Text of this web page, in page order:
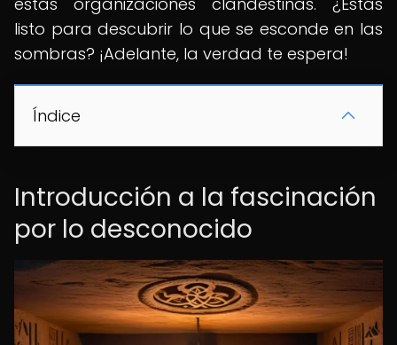
listo para descubrir lo que se esconde en las
sombras? ¡Adelante, la verdad te espera!
Índice
Introducción a la fascinación
por lo desconocido